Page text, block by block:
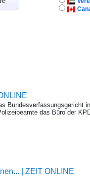
Bundesverfassungsgericht
das Büro der
| ZEIT ONLINE